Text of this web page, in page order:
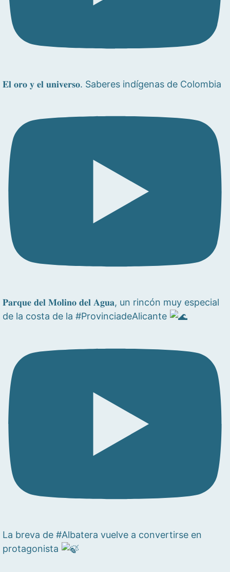
𝐄𝐥 𝐨𝐫𝐨 𝐲 𝐞𝐥 𝐮𝐧𝐢𝐯𝐞𝐫𝐬𝐨. Saberes indígenas de Colombia
𝐏𝐚𝐫𝐪𝐮𝐞 𝐝𝐞𝐥 𝐌𝐨𝐥𝐢𝐧𝐨 𝐝𝐞𝐥 𝐀𝐠𝐮𝐚, un rincón muy especial
de la costa de la #ProvinciadeAlicante
La breva de #Albatera vuelve a convertirse en
protagonista